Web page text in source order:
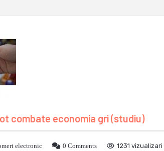
combate economia gri (studiu)
electronic 0 Comments 1231 vizualizari